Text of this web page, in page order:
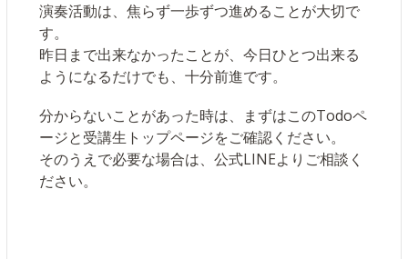
演奏活動は、焦らず一歩ずつ進めることが大切で
す。
昨日まで出来なかったことが、今日ひとつ出来る
ようになるだけでも、十分前進です。
分からないことがあった時は、まずはこのTodoペ
ージと受講生トップページをご確認ください。
そのうえで必要な場合は、公式LINEよりご相談く
ださい。